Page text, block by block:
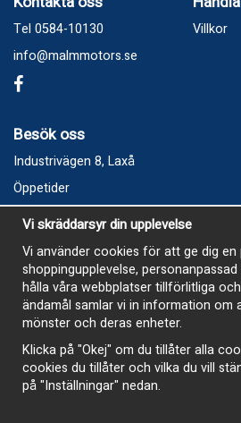
Tel 0584-10130
info@malmmotors.se
Villkor
Besök oss
Industrivägen 8, Laxå
Öppetider
Vecka 32
Måndag kl 9-12, kl 13 - 15
Onsdag kl 9-12, kl 13 - 15
Tisdag, Tordag och Fredag stängt
E-Handelsbutiken är öppen och paket
sommaren
Vi skräddarsyr din upplevelse
Vi använder cookies för att ge dig en
shoppingupplevelse,
hålla våra webbplatser tillförlitliga
ändamål samlar vi in information om
mönster och deras enheter.
Klicka på "Okej" om du tillåter alla
cookies du tillåter och vilka du vill
på "Inställningar" nedan.